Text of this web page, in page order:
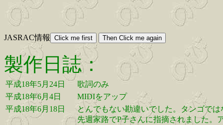
JASRAC情報
製作日誌：
平成18年5月24日
歌詞のみ
平成18年6月4日
MIDIをアップ
平成18年6月18日
とんでもない勘違いでした。タンゴで
先週家路でP子さんに指摘されました。